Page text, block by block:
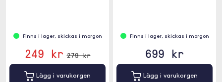
Finns i lager, skickas i morgon
249 kr 279 kr
Lägg i varukorgen
Finns i lager, skickas i morgon
699 kr
Lägg i varukorgen